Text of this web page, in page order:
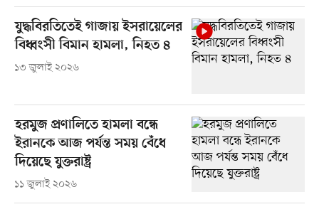
যুদ্ধবিরতিতেই গাজায় ইসরায়েলের
বিধ্বংসী বিমান হামলা, নিহত ৪
১৩ জুলাই ২০২৬
হরমুজ প্রণালিতে হামলা বন্ধে
ইরানকে আজ পর্যন্ত সময় বেঁধে
দিয়েছে যুক্তরাষ্ট্র
১১ জুলাই ২০২৬